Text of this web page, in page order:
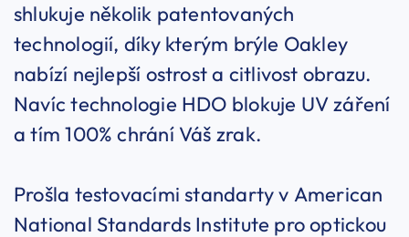
shlukuje několik patentovaných
technologií, díky kterým brýle Oakley
nabízí nejlepší ostrost a citlivost obrazu.
Navíc technologie HDO blokuje UV záření
a tím 100% chrání Váš zrak.
Prošla testovacími standarty v American
National Standards Institute pro optickou